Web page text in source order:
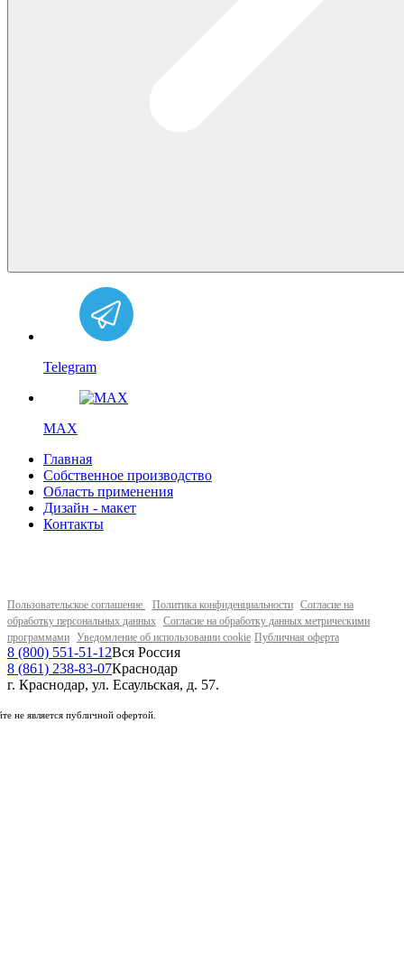
Telegram
MAX
Главная
Собственное производство
Область применения
Дизайн - макет
Контакты
Пользовательское соглашение Политика конфиденциальности Согласие на
обработку персональных данных Согласие на обработку данных метрическими
программами Уведомление об использовании cookie Публичная оферта
8 (800) 551-51-12Вся Россия
8 (861) 238-83-07Краснодар
г. Краснодар, ул. Есаульская, д. 57.
не является публичной офертой.